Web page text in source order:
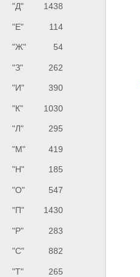
"Д" 1438
"Е" 114
"Ж" 54
"З" 262
"И" 390
"К" 1030
"Л" 295
"М" 419
"Н" 185
"О" 547
"П" 1430
"Р" 283
"С" 882
"Т" 265